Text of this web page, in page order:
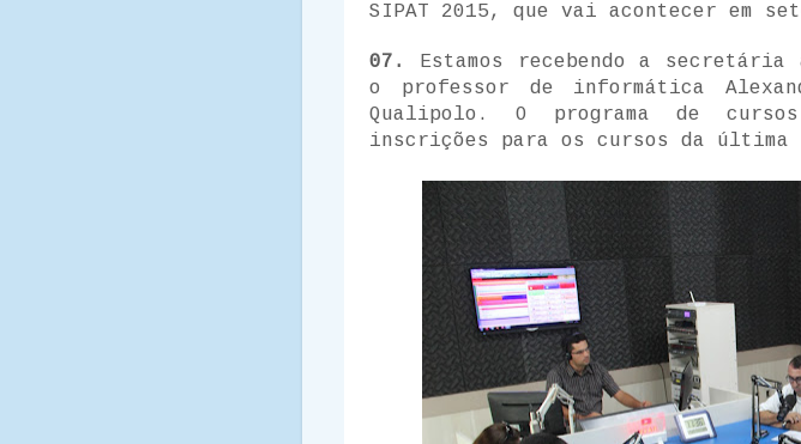
SIPAT 2015, que vai acontecer em
07.
Estamos recebendo a
o professor de informática
Qualipolo. O programa de
inscrições para os cursos da última